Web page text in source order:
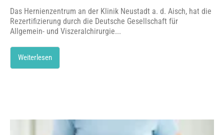
Das Hernienzentrum an der Klinik Neustadt a. d. Aisch, hat die
Rezertifizierung durch die Deutsche Gesellschaft für
Allgemein- und Viszeralchirurgie...
Weiterlesen